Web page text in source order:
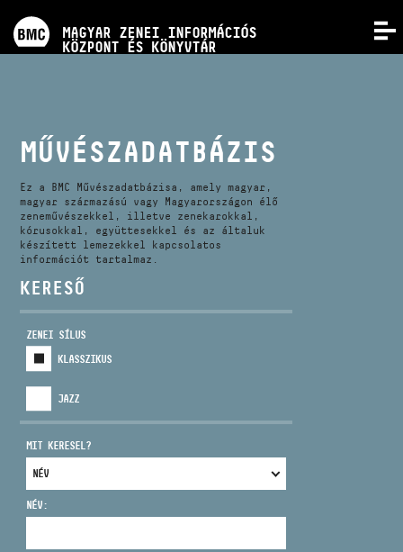
MAGYAR ZENEI INFORMÁCIÓS
KÖZPONT ÉS KÖNYVTÁR
KÉPZÉSEK
KIADVÁNYOK
RÓLUNK
KAPCSOLAT
VIDEÓ GALÉRIA
MŰVÉSZADATBÁZIS
Ez a BMC Művészadatbázisa, amely magyar,
magyar származású vagy Magyarországon élő
zeneművészekkel, illetve zenekarokkal,
kórusokkal, együttesekkel és az általuk
készített lemezekkel kapcsolatos
információt tartalmaz.
KERESŐ
ZENEI SÍLUS
KLASSZIKUS
JAZZ
MIT KERESEL?
NÉV: